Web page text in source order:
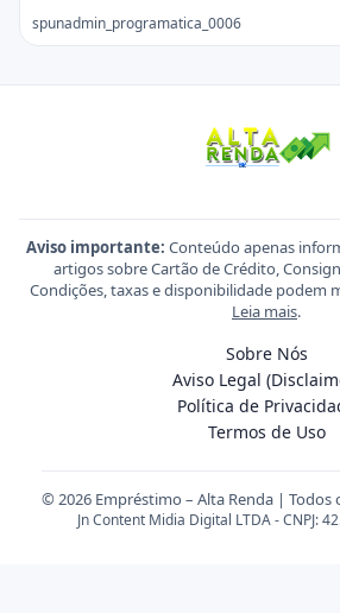
Legal
spunadmin_programatica_0006
Aviso importante: Conteúdo apenas
artigos sobre Cartão de Crédito,
Condições, taxas e disponibilidade podem
Leia mais.
Sobre Nós
Aviso Legal
Política de
Termos de Uso
© 2026 Empréstimo – Alta Renda | Todos
Jn Content Midia Digital LTDA - CNPJ: